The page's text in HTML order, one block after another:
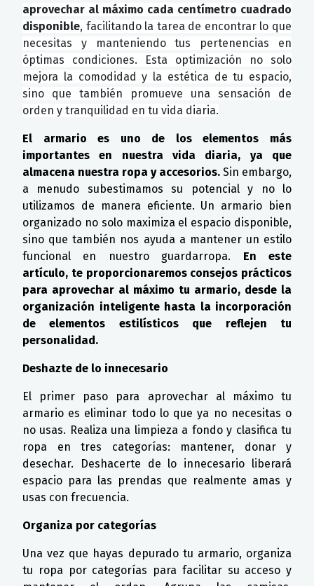
aprovechar al máximo cada centímetro cuadrado
disponible, facilitando la tarea de encontrar lo que
necesitas y manteniendo tus pertenencias en
óptimas condiciones. Esta optimización no solo
mejora la comodidad y la estética de tu espacio,
sino que también promueve una sensación de
orden y tranquilidad en tu vida diaria.
El armario es uno de los elementos más
importantes en nuestra vida diaria, ya que
almacena nuestra ropa y accesorios. Sin embargo,
a menudo subestimamos su potencial y no lo
utilizamos de manera eficiente. Un armario bien
organizado no solo maximiza el espacio disponible,
sino que también nos ayuda a mantener un estilo
funcional en nuestro guardarropa. En este
artículo, te proporcionaremos consejos prácticos
para aprovechar al máximo tu armario, desde la
organización inteligente hasta la incorporación
de elementos estilísticos que reflejen tu
personalidad.
Deshazte de lo innecesario
El primer paso para aprovechar al máximo tu
armario es eliminar todo lo que ya no necesitas o
no usas. Realiza una limpieza a fondo y clasifica tu
ropa en tres categorías: mantener, donar y
desechar. Deshacerte de lo innecesario liberará
espacio para las prendas que realmente amas y
usas con frecuencia.
Organiza por categorías
Una vez que hayas depurado tu armario, organiza
tu ropa por categorías para facilitar su acceso y